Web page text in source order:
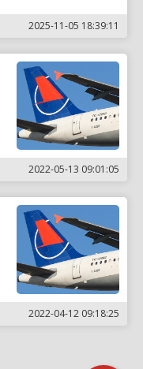
2025-11-05 18:39:11
2022-05-13 09:01:05
2022-04-12 09:18:25